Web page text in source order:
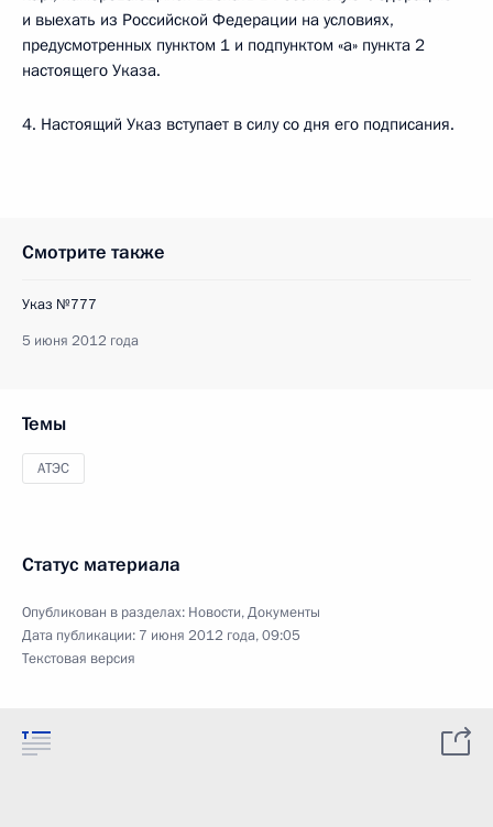
и выехать из Российской Федерации на условиях,
предусмотренных пунктом 1 и подпунктом «а» пункта 2
настоящего Указа.
4. Настоящий Указ вступает в силу со дня его подписания.
Смотрите также
Указ №777
5 июня 2012 года
Темы
АТЭС
Статус материала
Опубликован в разделах: Новости,Документы
Дата публикации: 7 июня 2012 года, 09:05
Текстовая версия